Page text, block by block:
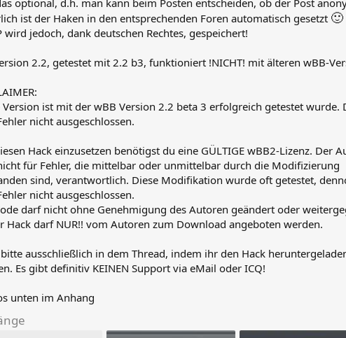
optional, d.h. man kann beim Posten entscheiden, ob der Post
ist der Haken in den entsprechenden Foren automatisch gesetzt 🙂
wird jedoch, dank deutschen Rechtes, gespeichert!
2.2, getestet mit 2.2 b3, funktioniert !NICHT! mit älteren wBB-
Version ist mit der wBB Version 2.2 beta 3 erfolgreich getestet wurde.
nicht ausgeschlossen.
Hack einzusetzen benötigst du eine GÜLTIGE wBB2-Lizenz. Der
für Fehler, die mittelbar oder unmittelbar durch die Modifizierung
sind, verantwortlich. Diese Modifikation wurde oft getestet,
nicht ausgeschlossen.
darf nicht ohne Genehmigung des Autoren geändert oder
Hack darf NUR!! vom Autoren zum Download angeboten werden.
ausschließlich in dem Thread, indem ihr den Hack
Es gibt definitiv KEINEN Support via eMail oder ICQ!
unten im Anhang